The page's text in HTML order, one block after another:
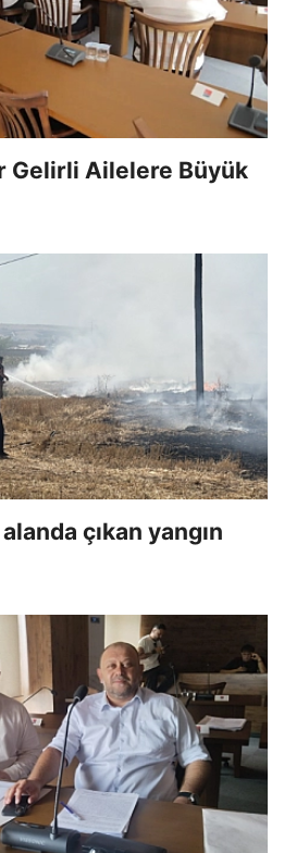
Gelirli Ailelere Büyük
çıkan yangın